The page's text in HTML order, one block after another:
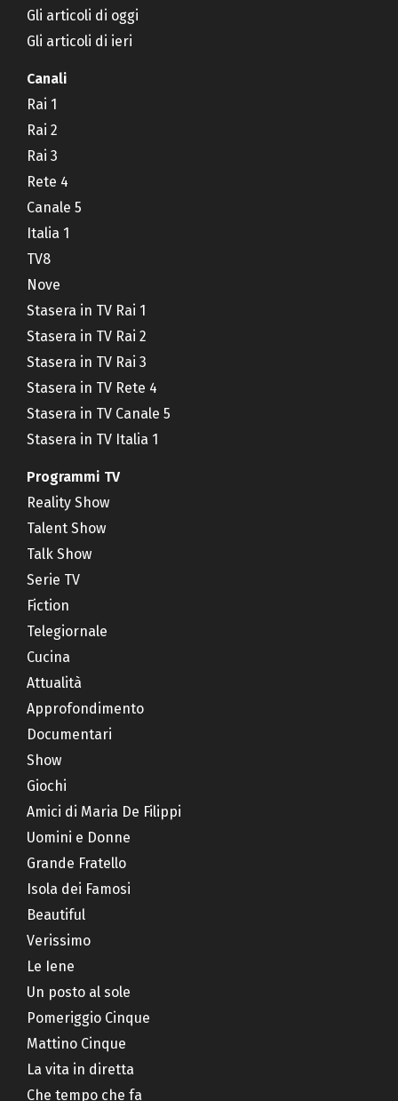
Gli articoli di oggi
Gli articoli di ieri
Canali
Rai 1
Rai 2
Rai 3
Rete 4
Canale 5
Italia 1
TV8
Nove
Stasera in TV Rai 1
Stasera in TV Rai 2
Stasera in TV Rai 3
Stasera in TV Rete 4
Stasera in TV Canale 5
Stasera in TV Italia 1
Programmi TV
Reality Show
Talent Show
Talk Show
Serie TV
Fiction
Telegiornale
Cucina
Attualità
Approfondimento
Documentari
Show
Giochi
Amici di Maria De Filippi
Uomini e Donne
Grande Fratello
Isola dei Famosi
Beautiful
Verissimo
Le Iene
Un posto al sole
Pomeriggio Cinque
Mattino Cinque
La vita in diretta
Che tempo che fa